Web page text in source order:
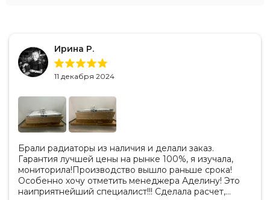
Ирина Р.
11 декабря 2024
Брали радиаторы из наличия и делали заказ.
Гарантия лучшей цены на рынке 100%, я изучала,
мониторила!Производство вышло раньше срока!
Особенно хочу отметить менеджера Аделину! Это
наиприятнейший специалист!!! Сделала расчет,